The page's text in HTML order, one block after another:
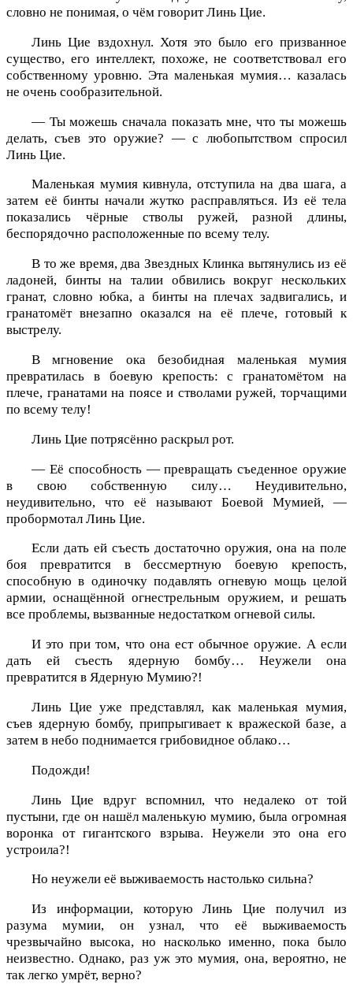
словно не понимая, о чём говорит Линь Цие.
Линь Цие вздохнул. Хотя это было его призванное
существо, его интеллект, похоже, не соответствовал его
собственному уровню. Эта маленькая мумия… казалась
не очень сообразительной.
— Ты можешь сначала показать мне, что ты можешь
делать, съев это оружие? — с любопытством спросил
Линь Цие.
Маленькая мумия кивнула, отступила на два шага, а
затем её бинты начали жутко расправляться. Из её тела
показались чёрные стволы ружей, разной длины,
беспорядочно расположенные по всему телу.
В то же время, два Звездных Клинка вытянулись из её
ладоней, бинты на талии обвились вокруг нескольких
гранат, словно юбка, а бинты на плечах задвигались, и
гранатомёт внезапно оказался на её плече, готовый к
выстрелу.
В мгновение ока безобидная маленькая мумия
превратилась в боевую крепость: с гранатомётом на
плече, гранатами на поясе и стволами ружей, торчащими
по всему телу!
Линь Цие потрясённо раскрыл рот.
— Её способность — превращать съеденное оружие
в свою собственную силу… Неудивительно,
неудивительно, что её называют Боевой Мумией, —
пробормотал Линь Цие.
Если дать ей съесть достаточно оружия, она на поле
боя превратится в бессмертную боевую крепость,
способную в одиночку подавлять огневую мощь целой
армии, оснащённой огнестрельным оружием, и решать
все проблемы, вызванные недостатком огневой силы.
И это при том, что она ест обычное оружие. А если
дать ей съесть ядерную бомбу… Неужели она
превратится в Ядерную Мумию?!
Линь Цие уже представлял, как маленькая мумия,
съев ядерную бомбу, припрыгивает к вражеской базе, а
затем в небо поднимается грибовидное облако…
Подожди!
Линь Цие вдруг вспомнил, что недалеко от той
пустыни, где он нашёл маленькую мумию, была огромная
воронка от гигантского взрыва. Неужели это она его
устроила?!
Но неужели её выживаемость настолько сильна?
Из информации, которую Линь Цие получил из
разума мумии, он узнал, что её выживаемость
чрезвычайно высока, но насколько именно, пока было
неизвестно. Однако, раз уж это мумия, она, вероятно, не
так легко умрёт, верно?